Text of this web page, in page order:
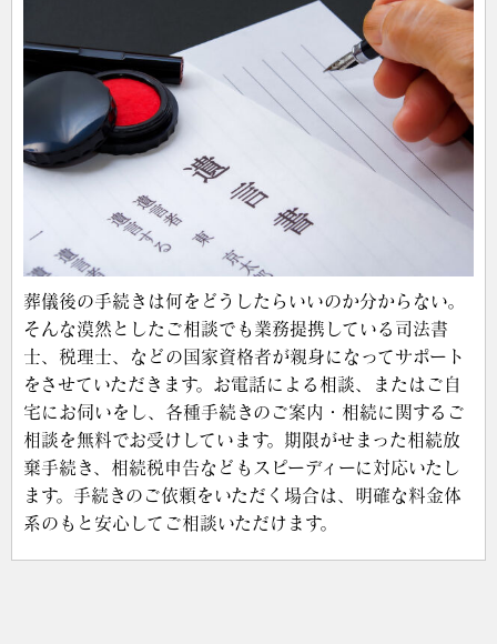
葬儀後の手続きは何をどうしたらいいのか分からない。
そんな漠然としたご相談でも業務提携している司法書
士、税理士、などの国家資格者が親身になってサポート
をさせていただきます。お電話による相談、またはご自
宅にお伺いをし、各種手続きのご案内・相続に関するご
相談を無料でお受けしています。期限がせまった相続放
棄手続き、相続税申告などもスピーディーに対応いたし
ます。手続きのご依頼をいただく場合は、明確な料金体
系のもと安心してご相談いただけます。